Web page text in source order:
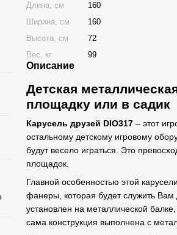
Длина, см
160
Ширина, см
160
Высота, см
72
Вес, кг
99
Описание
Детская
площадку или в садик
Карусель друзей DIO317 – этот
остальному детскому игровому
будут весело играться. Это
площадок.
Главной особенностью этой
фанеры, которая будет служить Вам
установлен на металлической
сама конструкция выполнена с